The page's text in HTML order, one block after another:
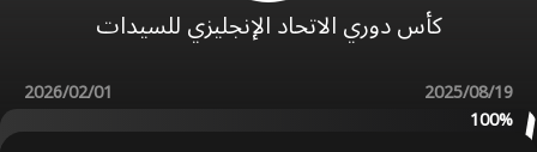
كأس دوري الاتحاد الإنجليزي للسيدات
2025/08/19
2026/02/01
100‎%‎